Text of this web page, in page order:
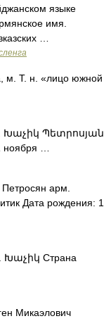
языке
имя.
…
Т. н. «лицо южной
Խաչիկ Պետրոսյան
ноября …
арм.
Дата рождения: 1
Խաչիկ Страна
Микаэлович